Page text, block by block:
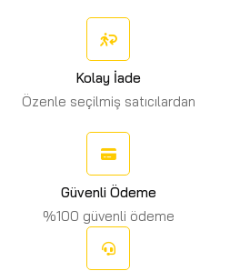
Kolay İade
Özenle seçilmiş satıcılardan
Güvenli Ödeme
%100 güvenli ödeme